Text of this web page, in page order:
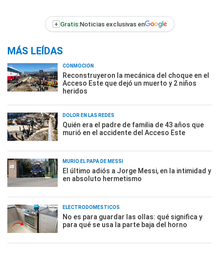
+ Gratis:Noticias exclusivas en
MÁS LEÍDAS
CONMOCIÓN
Reconstruyeron la mecánica del choque en el
Acceso Este que dejó un muerto y 2 niños
heridos
DOLOR EN LAS REDES
Quién era el padre de familia de 43 años que
murió en el accidente del Acceso Este
MURIÓ EL PAPÁ DE MESSI
El último adiós a Jorge Messi, en la intimidad y
en absoluto hermetismo
ELECTRODOMÉSTICOS
No es para guardar las ollas: qué significa y
para qué se usa la parte baja del horno